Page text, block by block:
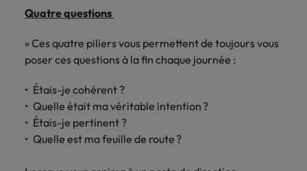
Quatre questions
« Ces quatre piliers vous permettent de toujours vous
poser ces questions à la fin chaque journée :
Étais-je cohérent ?
Quelle était ma véritable intention ?
Étais-je pertinent ?
Quelle est ma feuille de route ?